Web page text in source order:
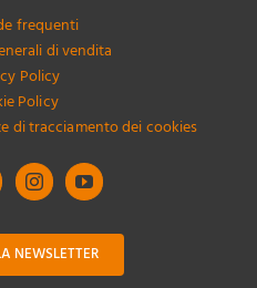
frequenti
di vendita
Policy
Policy
di tracciamento dei cookies
NEWSLETTER